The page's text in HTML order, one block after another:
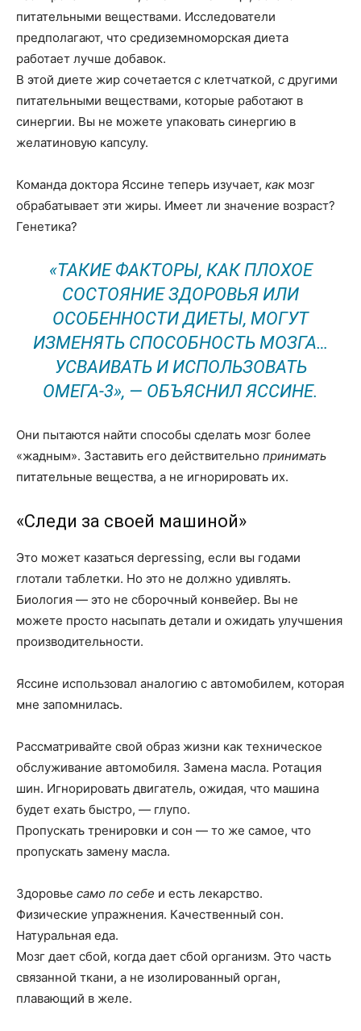
питательными веществами. Исследователи
предполагают, что средиземноморская диета
работает лучше добавок.
В этой диете жир сочетается с клетчаткой, с другими
питательными веществами, которые работают в
синергии. Вы не можете упаковать синергию в
желатиновую капсулу.
Команда доктора Яссине теперь изучает, как мозг
обрабатывает эти жиры. Имеет ли значение возраст?
Генетика?
«ТАКИЕ ФАКТОРЫ, КАК ПЛОХОЕ
СОСТОЯНИЕ ЗДОРОВЬЯ ИЛИ
ОСОБЕННОСТИ ДИЕТЫ, МОГУТ
ИЗМЕНЯТЬ СПОСОБНОСТЬ МОЗГА…
УСВАИВАТЬ И ИСПОЛЬЗОВАТЬ
ОМЕГА-3», — ОБЪЯСНИЛ ЯССИНЕ.
Они пытаются найти способы сделать мозг более
«жадным». Заставить его действительно принимать
питательные вещества, а не игнорировать их.
«Следи за своей машиной»
Это может казаться depressing, если вы годами
глотали таблетки. Но это не должно удивлять.
Биология — это не сборочный конвейер. Вы не
можете просто насыпать детали и ожидать улучшения
производительности.
Яссине использовал аналогию с автомобилем, которая
мне запомнилась.
Рассматривайте свой образ жизни как техническое
обслуживание автомобиля. Замена масла. Ротация
шин. Игнорировать двигатель, ожидая, что машина
будет ехать быстро, — глупо.
Пропускать тренировки и сон — то же самое, что
пропускать замену масла.
Здоровье само по себе и есть лекарство.
Физические упражнения. Качественный сон.
Натуральная еда.
Мозг дает сбой, когда дает сбой организм. Это часть
связанной ткани, а не изолированный орган,
плавающий в желе.